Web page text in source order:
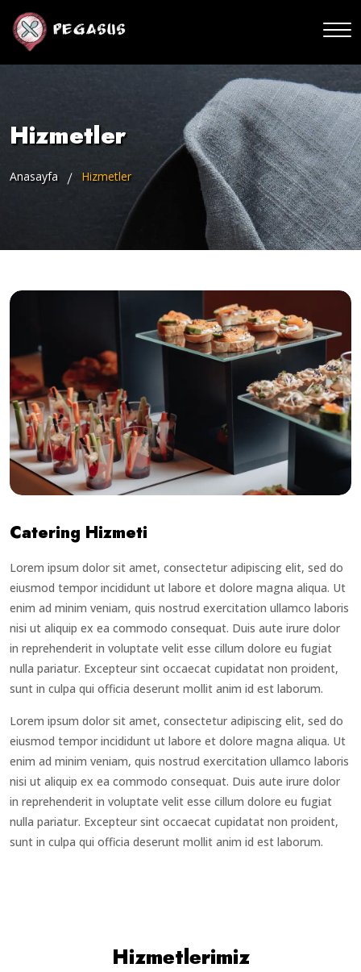
Hizmetler
Anasayfa Hizmetler
Catering Hizmeti
Lorem ipsum dolor sit amet, consectetur adipiscing elit, sed do
eiusmod tempor incididunt ut labore et dolore magna aliqua. Ut
enim ad minim veniam, quis nostrud exercitation ullamco laboris
nisi ut aliquip ex ea commodo consequat. Duis aute irure dolor
in reprehenderit in voluptate velit esse cillum dolore eu fugiat
nulla pariatur. Excepteur sint occaecat cupidatat non proident,
sunt in culpa qui officia deserunt mollit anim id est laborum.
Lorem ipsum dolor sit amet, consectetur adipiscing elit, sed do
eiusmod tempor incididunt ut labore et dolore magna aliqua. Ut
enim ad minim veniam, quis nostrud exercitation ullamco laboris
nisi ut aliquip ex ea commodo consequat. Duis aute irure dolor
in reprehenderit in voluptate velit esse cillum dolore eu fugiat
nulla pariatur. Excepteur sint occaecat cupidatat non proident,
sunt in culpa qui officia deserunt mollit anim id est laborum.
Hizmetlerimiz